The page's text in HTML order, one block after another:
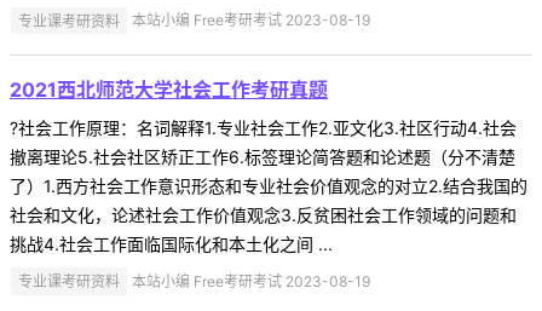
专业课考研资料 本站小编 Free考研考试 2023-08-19
2021西北师范大学社会工作考研真题
?社会工作原理：名词解释1.专业社会工作2.亚文化3.社区行动4.社会
撤离理论5.社会社区矫正工作6.标签理论简答题和论述题（分不清楚
了）1.西方社会工作意识形态和专业社会价值观念的对立2.结合我国的
社会和文化，论述社会工作价值观念3.反贫困社会工作领域的问题和
挑战4.社会工作面临国际化和本土化之间 ...
专业课考研资料 本站小编 Free考研考试 2023-08-19